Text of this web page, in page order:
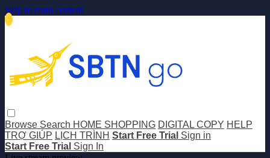
Skip to main content
Browse Search HOME SHOPPING DIGITAL COPY HELP
TRỢ GIÚP LỊCH TRÌNH Start Free Trial Sign in
Start Free Trial Sign In